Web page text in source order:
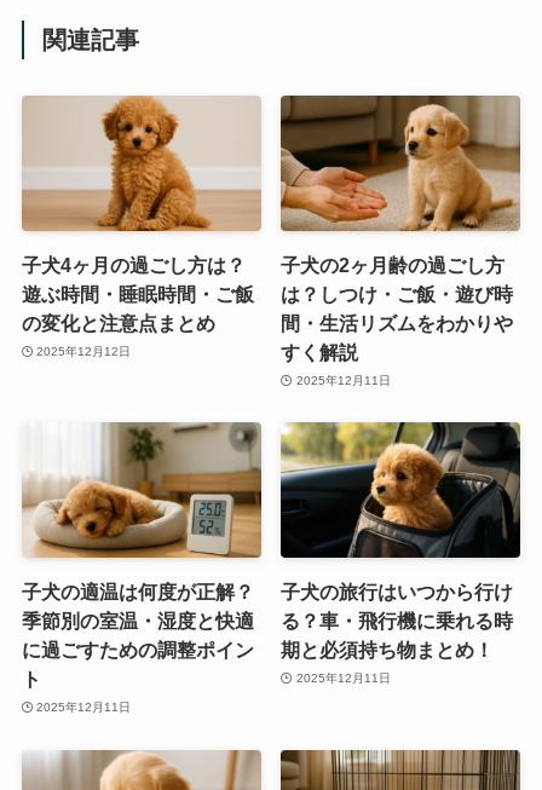
関連記事
子犬4ヶ月の過ごし方は？
遊ぶ時間・睡眠時間・ご飯
の変化と注意点まとめ
2025年12月12日
子犬の2ヶ月齢の過ごし方
は？しつけ・ご飯・遊び時
間・生活リズムをわかりや
すく解説
2025年12月11日
子犬の適温は何度が正解？
季節別の室温・湿度と快適
に過ごすための調整ポイン
ト
2025年12月11日
子犬の旅行はいつから行け
る？車・飛行機に乗れる時
期と必須持ち物まとめ！
2025年12月11日